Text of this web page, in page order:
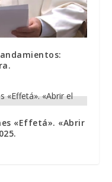
«Effetá». «Abrir